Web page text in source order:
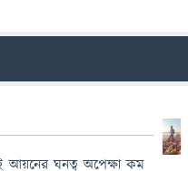
আয়নের ঘনত্ব অপেক্ষা কম